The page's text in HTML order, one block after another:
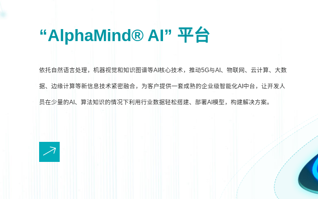
“AlphaMind® AI” 平台
依托自然语言处理，机器视觉和知识图谱等AI核心技术，推动5G与AI、物联网、云计算、大数
据、边缘计算等新信息技术紧密融合，为客户提供一套成熟的企业级智能化AI中台，让开发人
员在少量的AI、算法知识的情况下利用行业数据轻松搭建、部署AI模型，构建解决方案。